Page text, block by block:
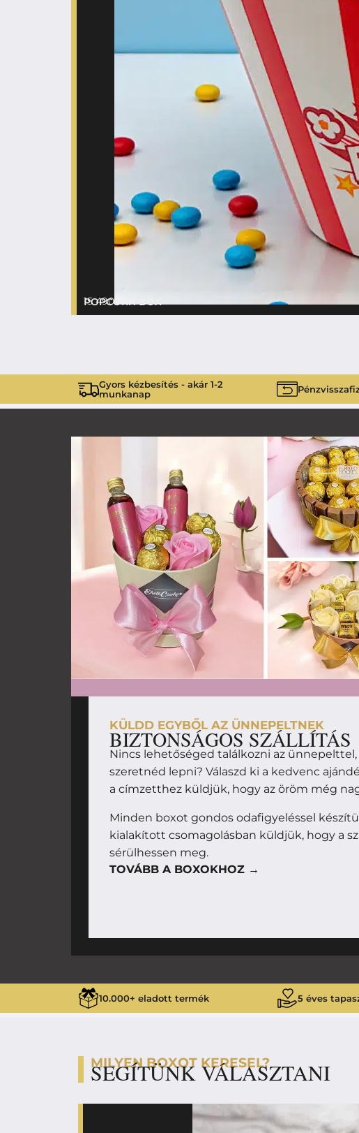
POPCORN BOX
15 490
Gyors kézbesítés - akár 1-2
munkanap
KÜLDD EGYBŐL AZ ÜNNEPELTNEK
BIZTONSÁGOS SZÁLLÍTÁS
Nincs lehetőséged találkozni az
szeretnéd lepni? Válaszd ki a kedvenc
a címzetthez küldjük, hogy az öröm még
Minden boxot gondos odafigyeléssel
kialakított csomagolásban küldjük, hogy a
sérülhessen meg.
TOVÁBB A BOXOKHOZ →
10.000+ eladott termék 5 éves
MILYEN BOXOT KERESEL?
SEGÍTÜNK VÁLASZTANI